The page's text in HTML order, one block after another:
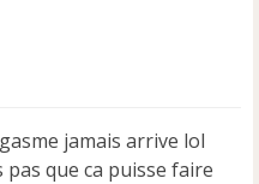
jamais arrive lol
pas que ca puisse faire